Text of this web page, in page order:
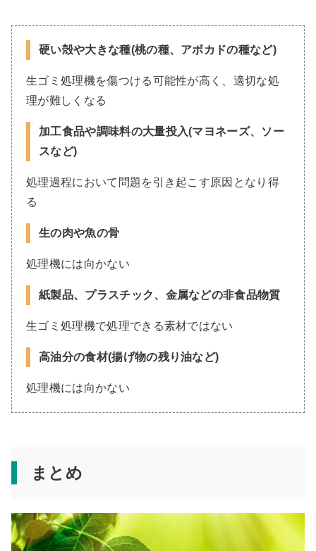
硬い殻や大きな種(桃の種、アボカドの種など)
生ゴミ処理機を傷つける可能性が高く、適切な処
理が難しくなる
加工食品や調味料の大量投入(マヨネーズ、ソー
スなど)
処理過程において問題を引き起こす原因となり得
る
生の肉や魚の骨
処理機には向かない
紙製品、プラスチック、金属などの非食品物質
生ゴミ処理機で処理できる素材ではない
高油分の食材(揚げ物の残り油など)
処理機には向かない
まとめ